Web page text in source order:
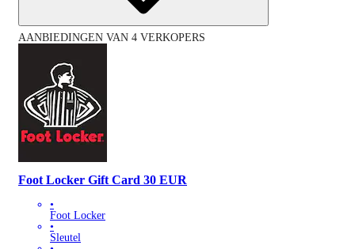
AANBIEDINGEN VAN 4 VERKOPERS
Foot Locker Gift Card 30 EUR
•
Foot Locker
•
Sleutel